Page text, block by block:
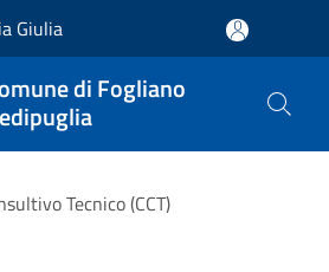
Giulia
di Fogliano
Tecnico (CCT)